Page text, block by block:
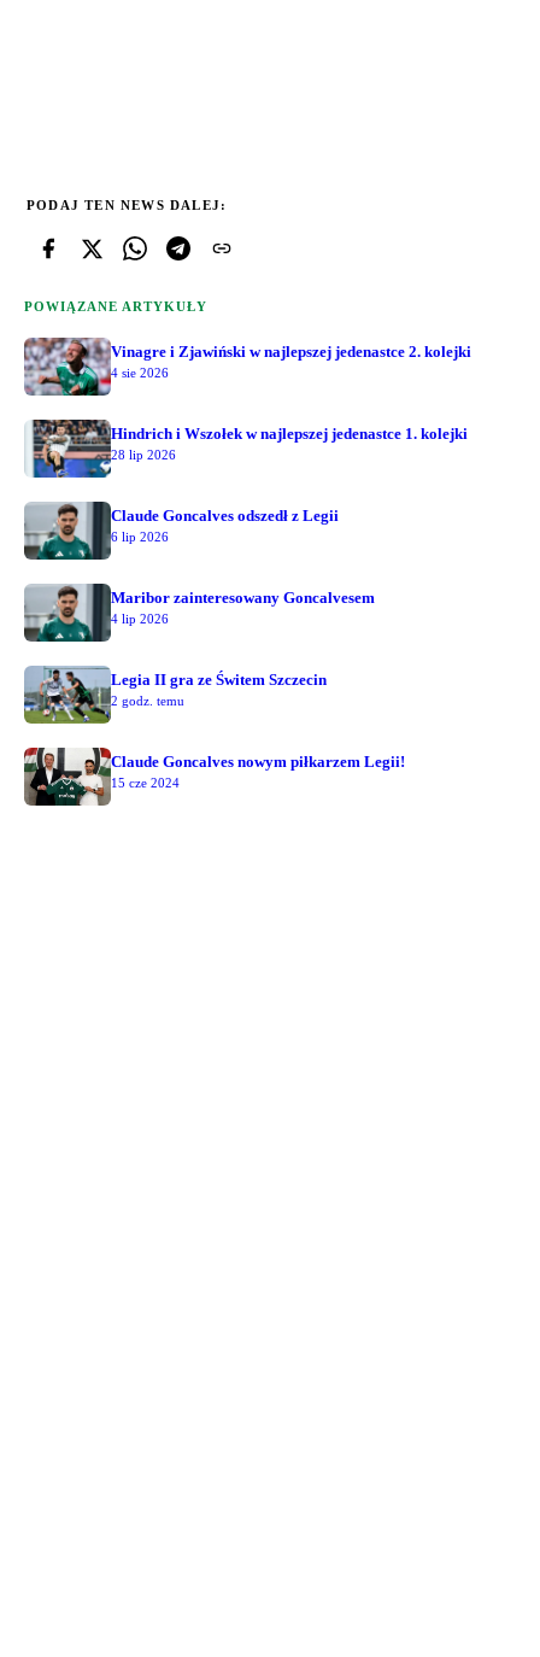
PODAJ TEN NEWS DALEJ:
POWIĄZANE ARTYKUŁY
Vinagre i Zjawiński w najlepszej jedenastce 2. kolejki
4 sie 2026
Hindrich i Wszołek w najlepszej jedenastce 1. kolejki
28 lip 2026
Claude Goncalves odszedł z Legii
6 lip 2026
Maribor zainteresowany Goncalvesem
4 lip 2026
Legia II gra ze Świtem Szczecin
2 godz. temu
Claude Goncalves nowym piłkarzem Legii!
15 cze 2024